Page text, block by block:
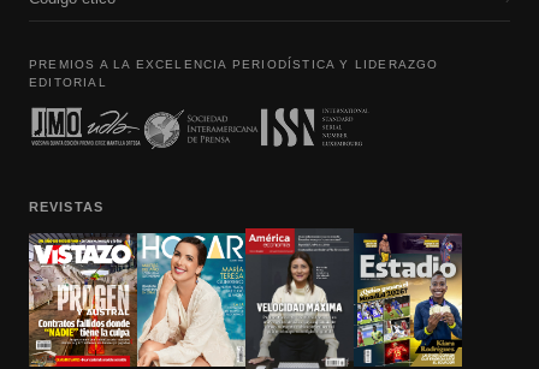
PREMIOS A LA EXCELENCIA PERIODÍSTICA Y LIDERAZGO
EDITORIAL
REVISTAS